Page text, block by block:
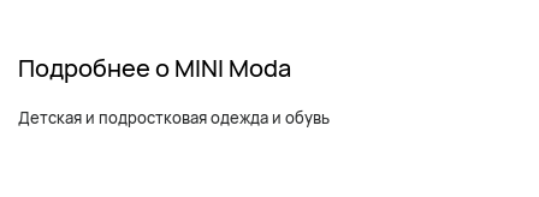
Подробнее о MINI Moda
Детская и подростковая одежда и обувь